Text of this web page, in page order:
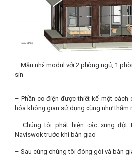
– Mẫu nhà modul với 2 phòng ngủ, 1
sin
– Phần cơ điện được thiết kế một cách
hóa không gian sử dụng cũng như thẩm
– Chúng tôi phát hiện các xung đột
Naviswok trước khi bàn giao
– Sau cùng chúng tôi đóng gói và bàn